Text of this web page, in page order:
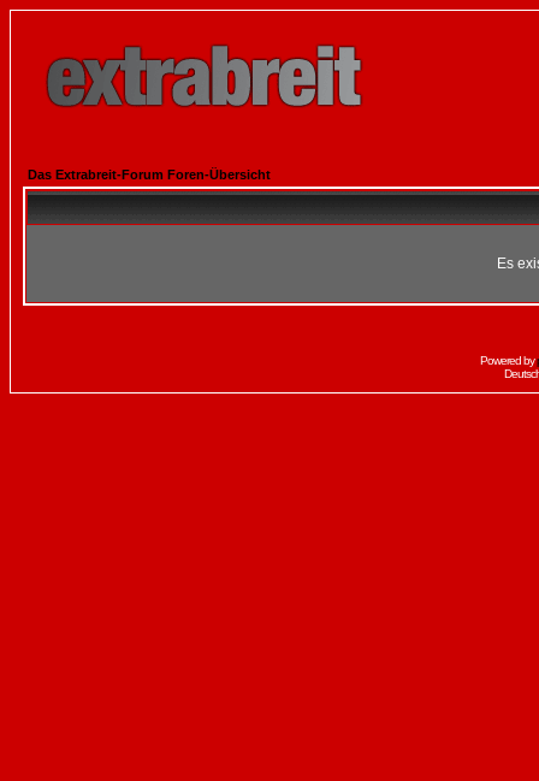
Das Extrabreit-Forum Foren-Übersicht
Es
Powered by